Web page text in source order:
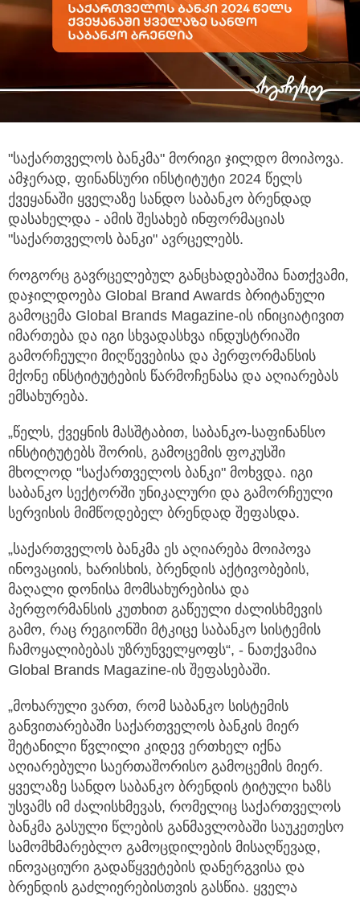
"საქართველოს ბანკმა" მორიგი ჯილდო მოიპოვა.
ამჯერად, ფინანსური ინსტიტუტი 2024 წელს
ქვეყანაში ყველაზე სანდო საბანკო ბრენდად
დასახელდა - ამის შესახებ ინფორმაციას
"საქართველოს ბანკი" ავრცელებს.
როგორც გავრცელებულ განცხადებაშია ნათქვამი,
დაჯილდოება Global Brand Awards ბრიტანული
გამოცემა Global Brands Magazine-ის ინიციატივით
იმართება და იგი სხვადასხვა ინდუსტრიაში
გამორჩეული მიღწევებისა და პერფორმანსის
მქონე ინსტიტუტების წარმოჩენასა და აღიარებას
ემსახურება.
„წელს, ქვეყნის მასშტაბით, საბანკო-საფინანსო
ინსტიტუტებს შორის, გამოცემის ფოკუსში
მხოლოდ "საქართველოს ბანკი" მოხვდა. იგი
საბანკო სექტორში უნიკალური და გამორჩეული
სერვისის მიმწოდებელ ბრენდად შეფასდა.
„საქართველოს ბანკმა ეს აღიარება მოიპოვა
ინოვაციის, ხარისხის, ბრენდის აქტივობების,
მაღალი დონისა მომსახურებისა და
პერფორმანსის კუთხით გაწეული ძალისხმევის
გამო, რაც რეგიონში მტკიცე საბანკო სისტემის
ჩამოყალიბებას უზრუნველყოფს“, - ნათქვამია
Global Brands Magazine-ის შეფასებაში.
„მოხარული ვართ, რომ საბანკო სისტემის
განვითარებაში საქართველოს ბანკის მიერ
შეტანილი წვლილი კიდევ ერთხელ იქნა
აღიარებული საერთაშორისო გამოცემის მიერ.
ყველაზე სანდო საბანკო ბრენდის ტიტული ხაზს
უსვამს იმ ძალისხმევას, რომელიც საქართველოს
ბანკმა გასული წლების განმავლობაში საუკეთესო
სამომხმარებლო გამოცდილების მისაღწევად,
ინოვაციური გადაწყვეტების დანერგვისა და
ბრენდის გაძლიერებისთვის გასწია. ყველა